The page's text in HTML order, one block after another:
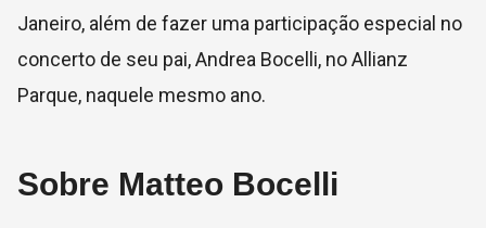
Janeiro, além de fazer uma participação especial no
concerto de seu pai, Andrea Bocelli, no Allianz
Parque, naquele mesmo ano.
Sobre Matteo Bocelli